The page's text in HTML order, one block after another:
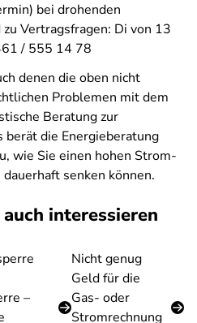
bei drohenden
Vertragsfragen: Di von 13
/ 555 14 78
denen die oben nicht
Problemen mit dem
Beratung zur
berät die Energieberatung
wie Sie einen hohen Strom-
senken können.
interessieren
–
Nicht genug
Geld für die
Gas- oder
Stromrechnung